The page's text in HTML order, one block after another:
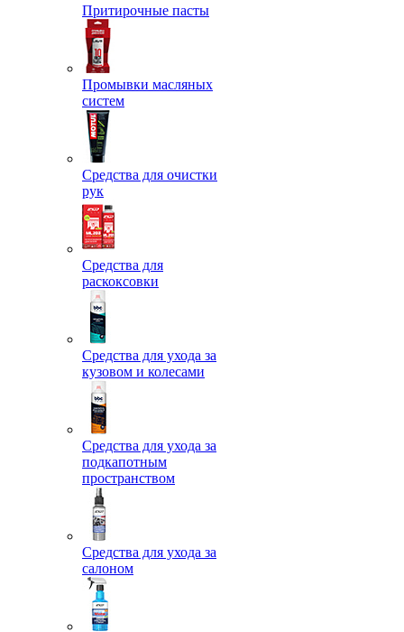
Притирочные пасты
Промывки масляных
систем
Средства для очистки
рук
Средства для
раскоксовки
Средства для ухода за
кузовом и колесами
Средства для ухода за
подкапотным
пространством
Средства для ухода за
салоном